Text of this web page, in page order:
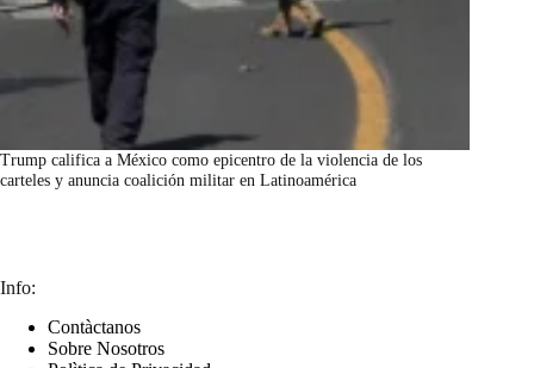
Trump califica a México como epicentro de la violencia de los
carteles y anuncia coalición militar en Latinoamérica
Info:
Contàctanos
Sobre Nosotros